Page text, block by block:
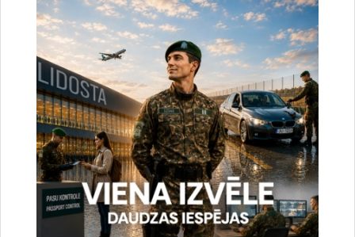
08.05.2018.
Š.g. 5.-14.maijā Valsts robežsardzes koledžā (VRK) norisinās Starptautisks
Eiropas Robežu un krasta apsardzes aģentūras (FRONTEX aģentūras)
kinoloģijas instruktoru apmācību kurss. Apmācību kursu…
Jaunumi
Robežsargi izglābj mežā apmaldījušos vīrieti
04.05.2018.
Piektdien, 4. maijā, Valsts robežsardzes Aviācijas pārvaldes robežsargi
Rēzeknes novada Gaigalavas pagastā atrada un izglāba pazudušu 80 gadus
vecu vīrieti. Robežsargi ar helikopteru iesaistījās…